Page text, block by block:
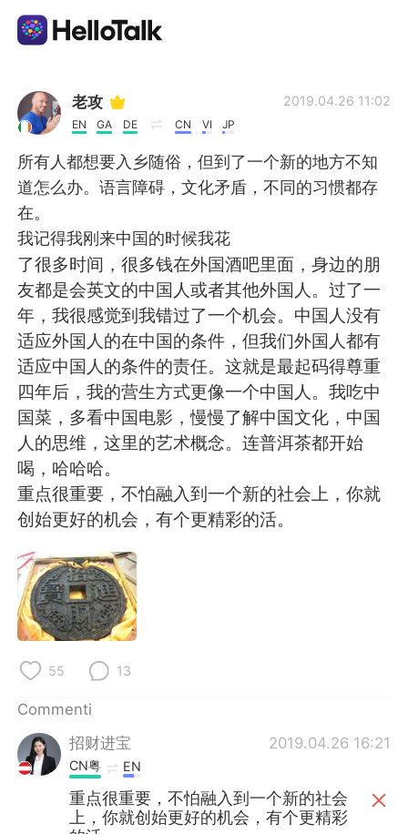
App di scambio linguistico
AI Grammar Checker
Italiano
English 简体中文
繁體中文 Español
العربية Français
Deutsch 日本語
한국어
ไทย Indonesia
Português
老攻
EN GA DE CN VI JP
2019.04.26 11:02
所有人都想要入乡随俗，但到了一个新的地方不知
道怎么办。语言障碍，文化矛盾，不同的习惯都存
在。
我记得我刚来中国的时候我花
了很多时间，很多钱在外国酒吧里面，身边的朋
友都是会英文的中国人或者其他外国人。过了一
年，我很感觉到我错过了一个机会。中国人没有
适应外国人的在中国的条件，但我们外国人都有
适应中国人的条件的责任。这就是最起码得尊重
四年后，我的营生方式更像一个中国人。我吃中
国菜，多看中国电影，慢慢了解中国文化，中国
人的思维，这里的艺术概念。连普洱茶都开始
喝，哈哈哈。
重点很重要，不怕融入到一个新的社会上，你就
创始更好的机会，有个更精彩的活。
55 13
Commenti
招财进宝
2019.04.26 16:21
CN粤 EN
重点很重要，不怕融入到一个新的社会
上，你就创始更好的机会，有个更精彩